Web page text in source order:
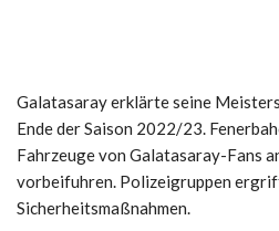
Galatasaray erklärte seine
Ende der Saison 2022/23.
Fahrzeuge von Galatasaray-Fans
vorbeifuhren. Polizeigruppen
Sicherheitsmaßnahmen.